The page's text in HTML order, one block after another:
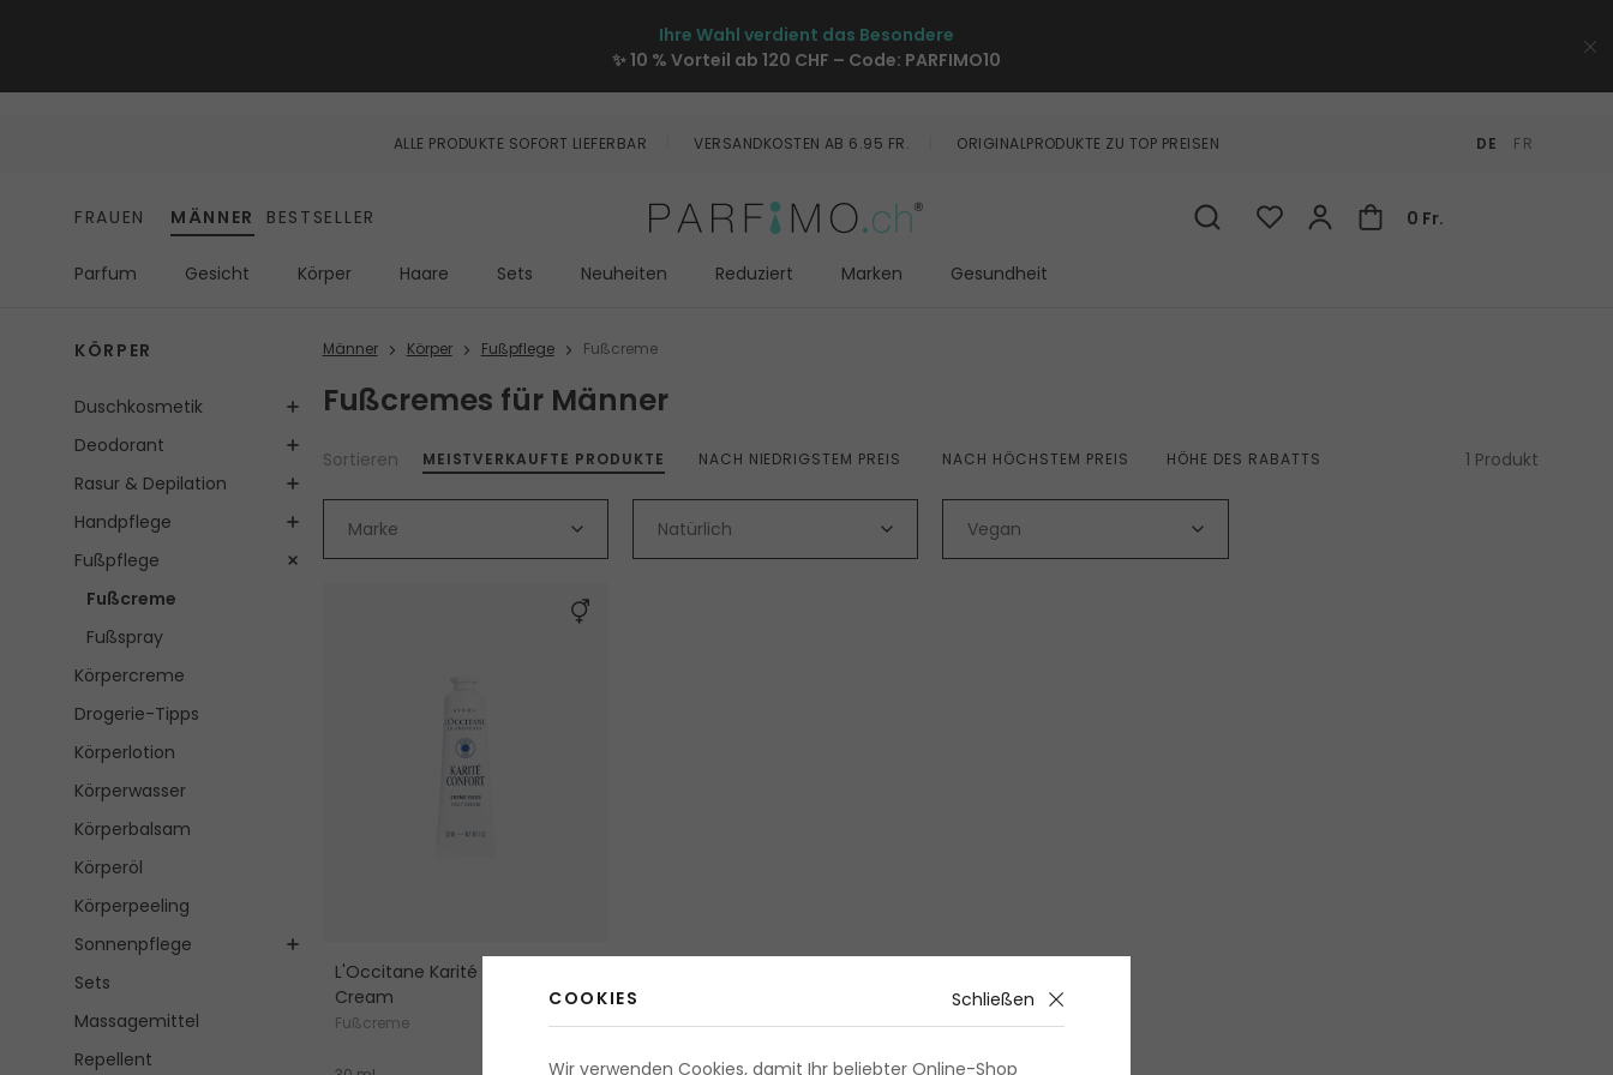
Ihre Wahl verdient das Besondere
✨ 10 % Vorteil ab 120 CHF – Code: PARFIMO10
ALLE PRODUKTE SOFORT LIEFERBAR VERSANDKOSTEN AB 6.95 FR. ORIGINALPRODUKTE ZU TOP PREISEN DE FR
FRAUEN MÄNNER BESTSELLER 0 Fr.
Parfum Gesicht Körper Haare Sets Neuheiten Reduziert Marken Gesundheit
KÖRPER
Duschkosmetik
Deodorant
Rasur & Depilation
Handpflege
Fußpflege
Fußcreme
Fußspray
Körpercreme
Drogerie-Tipps
Körperlotion
Körperwasser
Körperbalsam
Körperöl
Körperpeeling
Sonnenpflege
Sets
Massagemittel
Repellent
Männer Körper Fußpflege Fußcreme
Fußcremes für Männer
Sortieren MEISTVERKAUFTE PRODUKTE NACH NIEDRIGSTEM PREIS NACH HÖCHSTEM PREIS HÖHE DES RABATTS 1 Produkt
Marke Natürlich Vegan
L'Occitane Karité Confort Foot
Cream
Fußcreme
8.25 Fr.
COOKIES Schließen
Wir verwenden Cookies, damit Ihr beliebter Online-Shop